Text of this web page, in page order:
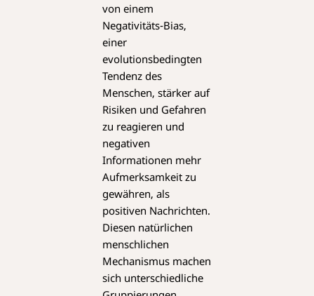
von einem
Negativitäts-Bias,
einer
evolutionsbedingten
Tendenz des
Menschen, stärker auf
Risiken und Gefahren
zu reagieren und
negativen
Informationen mehr
Aufmerksamkeit zu
gewähren, als
positiven Nachrichten.
Diesen natürlichen
menschlichen
Mechanismus machen
sich unterschiedliche